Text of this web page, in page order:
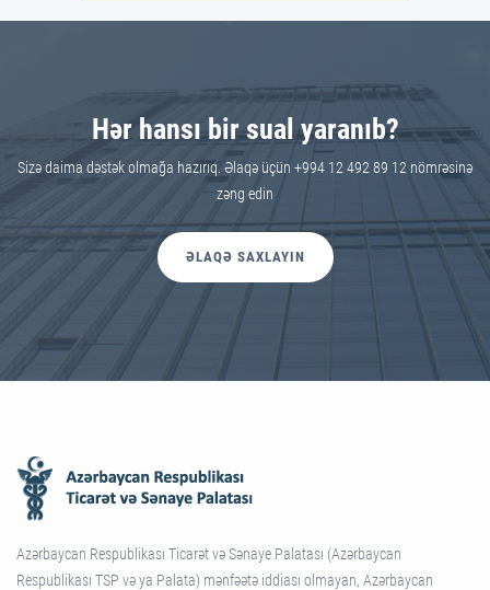
Hər hansı bir sual yaranıb?
Sizə daima dəstək olmağa hazırıq. Əlaqə üçün +994 12 492 89 12 nömrəsinə
zəng edin
ƏLAQƏ SAXLAYIN
Azərbaycan Respublikası Ticarət və Sənaye Palatası (Azərbaycan
Respublikası TSP və ya Palata) mənfəətə iddiası olmayan, Azərbaycan